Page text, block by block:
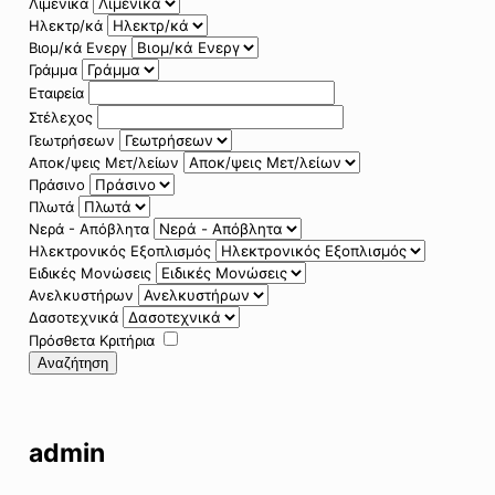
Ηλεκτρ/κά
Βιομ/κά Ενεργ
Γράμμα
Εταιρεία
Στέλεχος
Γεωτρήσεων
Αποκ/ψεις Μετ/λείων
Πράσινο
Πλωτά
Νερά - Απόβλητα
Ηλεκτρονικός Εξοπλισμός
Ειδικές Μονώσεις
Ανελκυστήρων
Δασοτεχνικά
Πρόσθετα Κριτήρια
Αναζήτηση
admin